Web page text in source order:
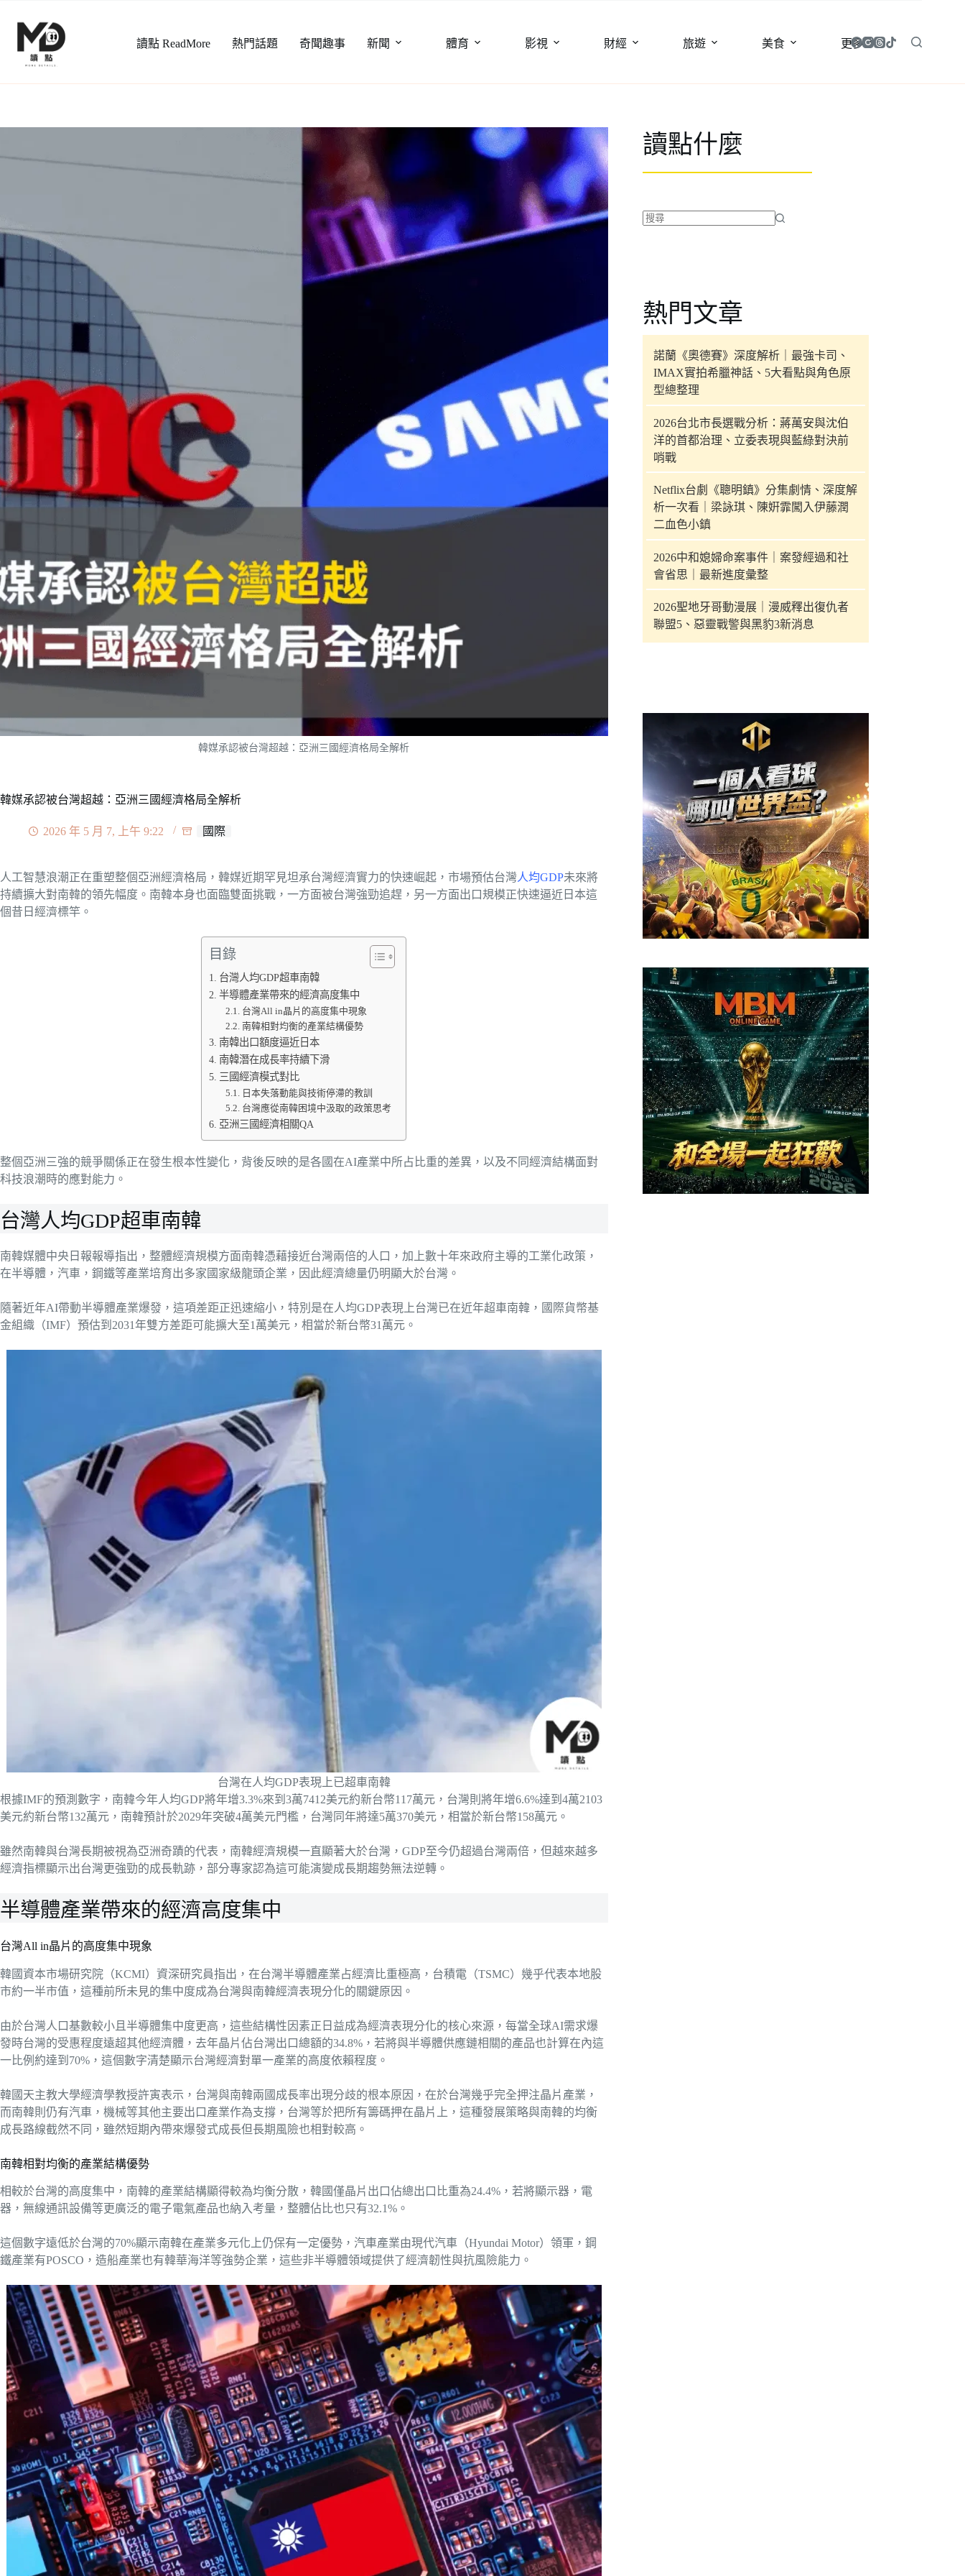
讀點 ReadMore 熱門話題 奇聞趣事 新聞 體育 影視 財經 旅遊 美食 更多
韓媒承認被台灣超越：亞洲三國經濟格局全解析
韓媒承認被台灣超越：亞洲三國經濟格局全解析
2026 年 5 月 7, 上午 9:22 國際
人工智慧浪潮正在重塑整個亞洲經濟格局，韓媒近期罕見坦承台灣經濟實力的快速崛起，市場預估台灣人均GDP未來將
持續擴大對南韓的領先幅度。南韓本身也面臨雙面挑戰，一方面被台灣強勁追趕，另一方面出口規模正快速逼近日本這
個昔日經濟標竿。
目錄
台灣人均GDP超車南韓
半導體產業帶來的經濟高度集中
台灣All in晶片的高度集中現象
南韓相對均衡的產業結構優勢
南韓出口額度逼近日本
南韓潛在成長率持續下滑
三國經濟模式對比
日本失落動能與技術停滯的教訓
台灣應從南韓困境中汲取的政策思考
亞洲三國經濟相關QA
整個亞洲三強的競爭關係正在發生根本性變化，背後反映的是各國在AI產業中所占比重的差異，以及不同經濟結構面對
科技浪潮時的應對能力。
台灣人均GDP超車南韓
南韓媒體中央日報報導指出，整體經濟規模方面南韓憑藉接近台灣兩倍的人口，加上數十年來政府主導的工業化政策，
在半導體，汽車，鋼鐵等產業培育出多家國家級龍頭企業，因此經濟總量仍明顯大於台灣。
隨著近年AI帶動半導體產業爆發，這項差距正迅速縮小，特別是在人均GDP表現上台灣已在近年超車南韓，國際貨幣基
金組織（IMF）預估到2031年雙方差距可能擴大至1萬美元，相當於新台幣31萬元。
台灣在人均GDP表現上已超車南韓
根據IMF的預測數字，南韓今年人均GDP將年增3.3%來到3萬7412美元約新台幣117萬元，台灣則將年增6.6%達到4萬2103
美元約新台幣132萬元，南韓預計於2029年突破4萬美元門檻，台灣同年將達5萬370美元，相當於新台幣158萬元。
雖然南韓與台灣長期被視為亞洲奇蹟的代表，南韓經濟規模一直顯著大於台灣，GDP至今仍超過台灣兩倍，但越來越多
經濟指標顯示出台灣更強勁的成長軌跡，部分專家認為這可能演變成長期趨勢無法逆轉。
半導體產業帶來的經濟高度集中
台灣All in晶片的高度集中現象
韓國資本市場研究院（KCMI）資深研究員指出，在台灣半導體產業占經濟比重極高，台積電（TSMC）幾乎代表本地股
市約一半市值，這種前所未見的集中度成為台灣與南韓經濟表現分化的關鍵原因。
由於台灣人口基數較小且半導體集中度更高，這些結構性因素正日益成為經濟表現分化的核心來源，每當全球AI需求爆
發時台灣的受惠程度遠超其他經濟體，去年晶片佔台灣出口總額的34.8%，若將與半導體供應鏈相關的產品也計算在內這
一比例約達到70%，這個數字清楚顯示台灣經濟對單一產業的高度依賴程度。
韓國天主教大學經濟學教授許寅表示，台灣與南韓兩國成長率出現分歧的根本原因，在於台灣幾乎完全押注晶片產業，
而南韓則仍有汽車，機械等其他主要出口產業作為支撐，台灣等於把所有籌碼押在晶片上，這種發展策略與南韓的均衡
成長路線截然不同，雖然短期內帶來爆發式成長但長期風險也相對較高。
南韓相對均衡的產業結構優勢
相較於台灣的高度集中，南韓的產業結構顯得較為均衡分散，韓國僅晶片出口佔總出口比重為24.4%，若將顯示器，電
器，無線通訊設備等更廣泛的電子電氣產品也納入考量，整體佔比也只有32.1%。
這個數字遠低於台灣的70%顯示南韓在產業多元化上仍保有一定優勢，汽車產業由現代汽車（Hyundai Motor）領軍，鋼
鐵產業有POSCO，造船產業也有韓華海洋等強勢企業，這些非半導體領域提供了經濟韌性與抗風險能力。
讀點什麼
合
條
件
的
結
熱門文章
諾蘭《奧德賽》深度解析｜最強卡司、
IMAX實拍希臘神話、5大看點與角色原
型總整理
2026台北市長選戰分析：蔣萬安與沈伯
洋的首都治理、立委表現與藍綠對決前
哨戰
Netflix台劇《聰明鎮》分集劇情、深度解
析一次看｜梁詠琪、陳姸霏闖入伊藤潤
二血色小鎮
2026中和媳婦命案事件｜案發經過和社
會省思｜最新進度彙整
2026聖地牙哥動漫展｜漫威釋出復仇者
聯盟5、惡靈戰警與黑豹3新消息